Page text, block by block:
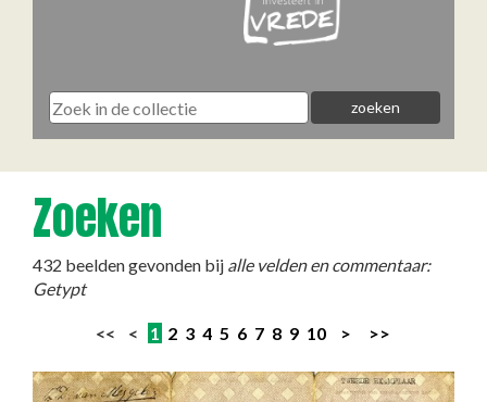
Zoeken
432 beelden gevonden bij alle velden en commentaar:
Getypt
<< < 1 2 3 4 5 6 7 8 9 10 > >>